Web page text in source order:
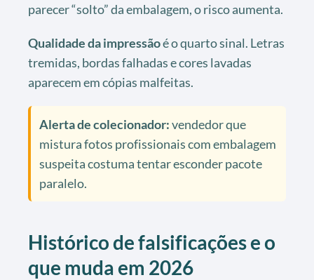
parecer “solto” da embalagem, o risco aumenta.
Qualidade da impressãoé o quarto sinal. Letras
tremidas, bordas falhadas e cores lavadas
aparecem em cópias malfeitas.
Alerta de colecionador:vendedor que
mistura fotos profissionais com embalagem
suspeita costuma tentar esconder pacote
paralelo.
Histórico de falsificações e o
que muda em 2026